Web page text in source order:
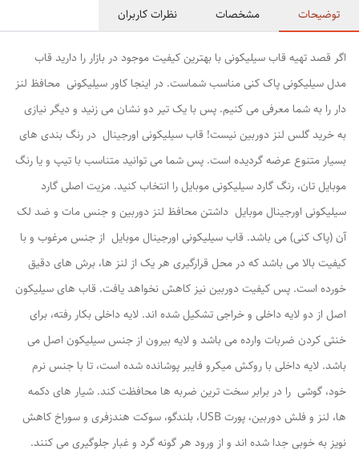
توضیحات مشخصات نظرات کاربران
اگر قصد تهیه قاب سیلیکونی با بهترین کیفیت موجود در بازار را دارید قاب
مدل سیلیکونی پاک کنی مناسب شماست. در اینجا کاور سیلیکونی محافظ لنز
دار را به شما معرفی می کنیم. پس با یک تیر دو نشان می زنید و دیگر نیازی
به خرید گلس لنز دوربین نیست! قاب سیلیکونی اورجینال در رنگ بندی های
بسیار متنوع عرضه گردیده است. پس شما می توانید متناسب با تیپ و یا رنگ
موبایل تان، رنگ گارد سیلیکونی موبایل را انتخاب کنید. مزیت اصلی گارد
سیلیکونی اورجینال موبایل داشتن محافظ لنز دوربین و جنس مات و ضد لک
آن (پاک کنی) می باشد. قاب سیلیکونی اورجینال موبایل از جنس مرغوب و با
کیفیت بالا می باشد که در محل قرارگیری هر یک از لنز ها، برش های دقیق
خورده است. پس کیفیت دوربین نیز کاهش نخواهد یافت. قاب های سیلیکون
اصل از دو لایه داخلی و خراجی تشکیل شده اند. لایه داخلی بکار رفته، برای
خنثی کردن ضربات وارده می باشد و لایه بیرون از جنس سیلیکون اصل می
باشد. لایه داخلی با روکش میکرو فایبر پوشانده شده است، تا با جنس نرم
خود، گوشی را در برابر سخت ترین ضربه ها محافظت کند. شیار های دکمه
ها، لنز و فلش دوربین، پورت USB، بلندگو، سوکت هندزفری و سوراخ کاهش
نویز به خوبی جدا شده اند و از ورود هر گونه گرد و غبار جلوگیری می کنند.